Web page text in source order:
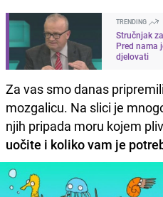
TRENDING
Stručnjak
Pred nama
djelovati
Za vas smo danas
mozgalicu. Na slici je
njih pripada moru kojem
uočite i koliko vam je